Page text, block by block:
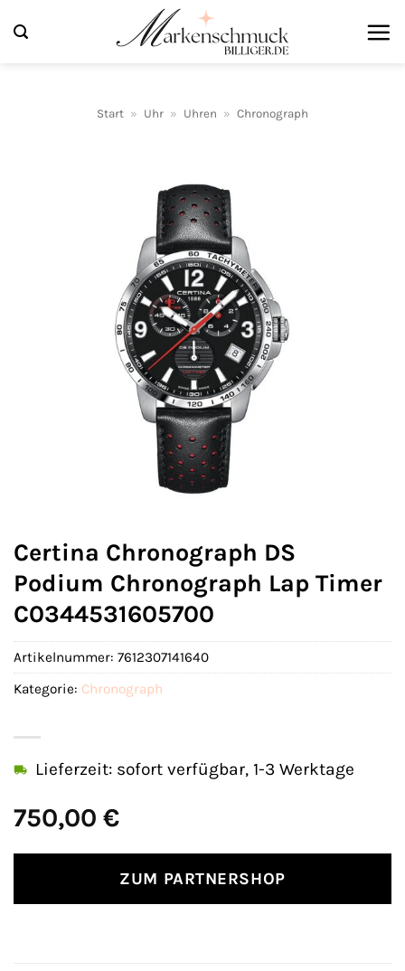
Inhalt
Start » Uhr » Uhren » Chronograph
Certina Chronograph DS
Podium Chronograph Lap Timer
C0344531605700
750,00 €
Lieferzeit: sofort verfügbar, 1-3 Werktage
ZUM PARTNERSHOP
Artikelnummer: 7612307141640
Kategorie: Chronograph